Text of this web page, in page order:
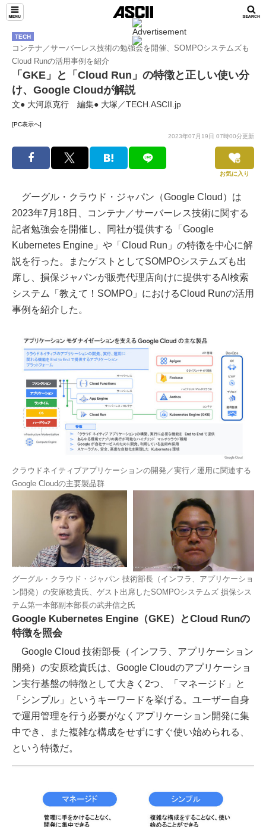
TECH
コンテナ／サーバーレス技術の勉強会を開催、SOMPOシステムズも
Cloud Runの活用事例を紹介
「GKE」と「Cloud Run」の特徴と正しい使い分
け、Google Cloudが解説
文● 大河原克行 編集● 大塚／TECH.ASCII.jp
[PC表示へ]
2023年07月19日 07時00分更新
お気に入り
グーグル・クラウド・ジャパン（Google Cloud）は
2023年7月18日、コンテナ／サーバーレス技術に関する
記者勉強会を開催し、同社が提供する「Google
Kubernetes Engine」や「Cloud Run」の特徴を中心に解
説を行った。またゲストとしてSOMPOシステムズも出
席し、損保ジャパンが販売代理店向けに提供するAI検索
システム「教えて！SOMPO」におけるCloud Runの活用
事例を紹介した。
クラウドネイティブアプリケーションの開発／実行／運用に関連する
Google Cloudの主要製品群
グーグル・クラウド・ジャパン 技術部長（インフラ、アプリケーショ
ン開発）の安原稔貴氏、ゲスト出席したSOMPOシステムズ 損保シス
テム第一本部副本部長の武井信之氏
Google Kubernetes Engine（GKE）とCloud Runの
特徴を照会
Google Cloud 技術部長（インフラ、アプリケーション
開発）の安原稔貴氏は、Google Cloudのアプリケーショ
ン実行基盤の特徴として大きく2つ、「マネージド」と
「シンプル」というキーワードを挙げる。ユーザー自身
で運用管理を行う必要がなくアプリケーション開発に集
中でき、また複雑な構成をせずにすぐ使い始められる、
という特徴だ。